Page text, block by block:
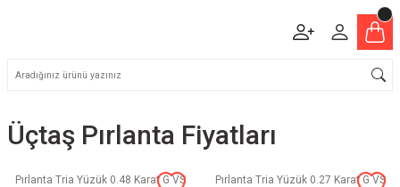
Üçtaş Pırlanta Fiyatları
Pırlanta Tria Yüzük 0.48 Karat G VS Pırlanta Tria Yüzük 0.27 Karat G VS